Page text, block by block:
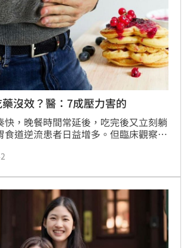
沒效？醫：7成壓力害的
快，晚餐時間常延後，吃完後又立刻躺
食道逆流患者日益增多。但臨床觀察卻
是「心理壓力」作祟。